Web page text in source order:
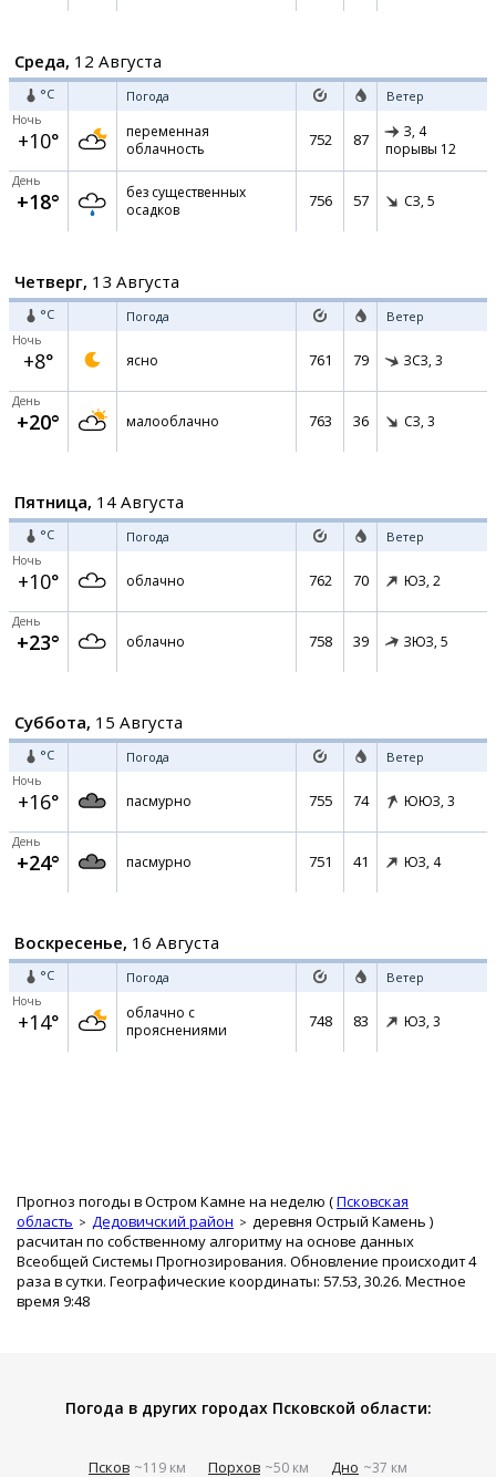
Среда, 12 Августа
°C Погода Ветер
Ночь
+10°
переменная
облачность
752 87 З, 4
порывы 12
День
+18°
без существенных
осадков
756 57 СЗ, 5
Четверг, 13 Августа
°C Погода Ветер
Ночь
+8° ясно 761 79 ЗСЗ, 3
День
+20° малооблачно 763 36 СЗ, 3
Пятница, 14 Августа
°C Погода Ветер
Ночь
+10° облачно 762 70 ЮЗ, 2
День
+23° облачно 758 39 ЗЮЗ, 5
Суббота, 15 Августа
°C Погода Ветер
Ночь
+16° пасмурно 755 74 ЮЮЗ, 3
День
+24° пасмурно 751 41 ЮЗ, 4
Воскресенье, 16 Августа
°C Погода Ветер
Ночь
+14°
облачно с
прояснениями
748 83 ЮЗ, 3
Прогноз погоды в Остром Камне на неделю (Псковская
область
Дедовичский район деревня Острый Камень )
расчитан по собственному алгоритму на основе данных
Всеобщей Системы Прогнозирования. Обновление происходит 4
раза в сутки. Географические координаты: 57.53, 30.26. Местное
время 9:48
Погода в других городах Псковской области:
Псков ~119 км Порхов ~50 км Дно ~37 км